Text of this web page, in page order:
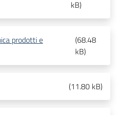
kB)
prodotti e
(68.48
kB)
(11.80 kB)